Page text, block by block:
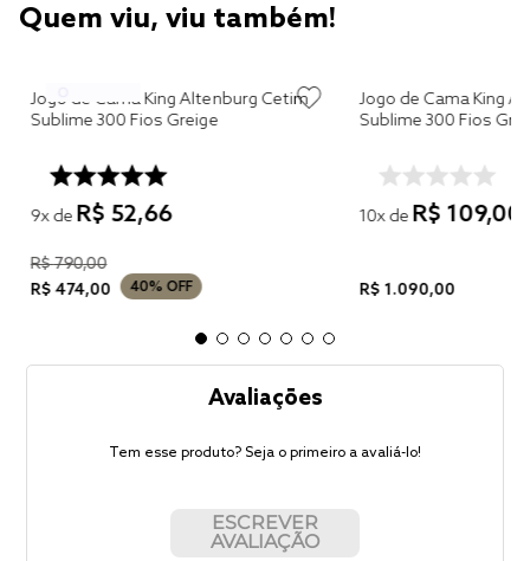
Quem viu, viu também!
Jogo de Cama King Altenburg Cetim
Sublime 300 Fios Greige
9x de R$ 52,66
R$790,00
R$ 474,00 40% OFF
Jogo de Cama King
Sublime 300 Fios Gris
10x de R$ 109,00
R$ 1.090,00
Avaliações
Tem esse produto? Seja o primeiro a avaliá-lo!
ESCREVER
AVALIAÇÃO